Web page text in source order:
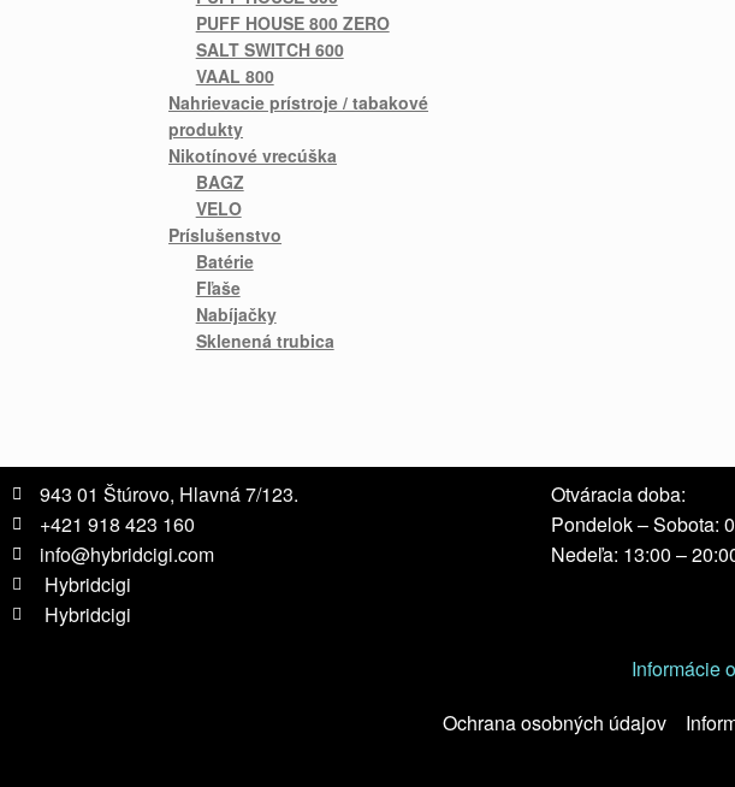
PUFF HOUSE 800 ZERO
SALT SWITCH 600
VAAL 800
Nahrievacie prístroje / tabakové
produkty
Nikotínové vrecúška
BAGZ
VELO
Príslušenstvo
Batérie
Fľaše
Nabíjačky
Sklenená trubica
943 01 Štúrovo, Hlavná 7/123.
+421 918 423 160
info@hybridcigi.com
Hybridcigi
Hybridcigi
Otváracia doba:
Pondelok – Sobota:
Nedeľa: 13:00 –
Informácie
Ochrana osobných údajov